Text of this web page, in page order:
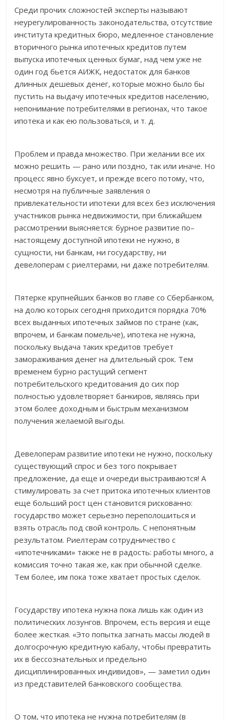
Среди прочих сложностей эксперты называют
неурегулированность законодательства, отсутствие
института кредитных бюро, медленное становление
вторичного рынка ипотечных кредитов путем
выпуска ипотечных ценных бумаг, над чем уже не
один год бьется АИЖК, недостаток для банков
длинных дешевых денег, которые можно было бы
пустить на выдачу ипотечных кредитов населению,
непонимание потребителями в регионах, что такое
ипотека и как ею пользоваться, и т. д.
Проблем и правда множество. При желании все их
можно решить — рано или поздно, так или иначе. Но
процесс явно буксует, и прежде всего потому, что,
несмотря на публичные заявления о
привлекательности ипотеки для всех без исключения
участников рынка недвижимости, при ближайшем
рассмотрении выясняется: бурное развитие по–
настоящему доступной ипотеки не нужно, в
сущности, ни банкам, ни государству, ни
девелоперам с риелтерами, ни даже потребителям.
Пятерке крупнейших банков во главе со Сбербанком,
на долю которых сегодня приходится порядка 70%
всех выданных ипотечных займов по стране (как,
впрочем, и банкам помельче), ипотека не нужна,
поскольку выдача таких кредитов требует
замораживания денег на длительный срок. Тем
временем бурно растущий сегмент
потребительского кредитования до сих пор
полностью удовлетворяет банкиров, являясь при
этом более доходным и быстрым механизмом
получения желаемой выгоды.
Девелоперам развитие ипотеки не нужно, поскольку
существующий спрос и без того покрывает
предложение, да еще и очереди выстраиваются! А
стимулировать за счет притока ипотечных клиентов
еще больший рост цен становится рискованно:
государство может серьезно переполошиться и
взять отрасль под свой контроль. С непонятным
результатом. Риелтерам сотрудничество с
«ипотечниками» также не в радость: работы много, а
комиссия точно такая же, как при обычной сделке.
Тем более, им пока тоже хватает простых сделок.
Государству ипотека нужна пока лишь как один из
политических лозунгов. Впрочем, есть версия и еще
более жесткая. «Это попытка загнать массы людей в
долгосрочную кредитную кабалу, чтобы превратить
их в бессознательных и предельно
дисциплинированных индивидов», — заметил один
из представителей банковского сообщества.
О том, что ипотека не нужна потребителям (в